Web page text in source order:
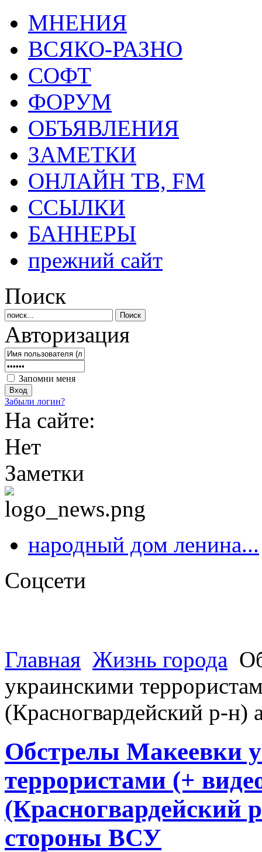
МНЕНИЯ
ВСЯКО-РАЗНО
СОФТ
ФОРУМ
ОБЪЯВЛЕНИЯ
ЗАМЕТКИ
ОНЛАЙН ТВ, FM
ССЫЛКИ
БАННЕРЫ
прежний сайт
Поиск
Авторизация
Запомни меня
Забыли логин?
На сайте:
Нет
Заметки
народный дом ленина...
Соцсети
Главная Жизнь города
украинскими
(Красногвардейский р-
Обстрелы Макеевки
террористами (+
(Красногвардейский
стороны ВСУ